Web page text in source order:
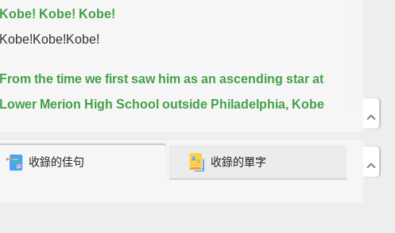
Kobe! Kobe! Kobe!
Kobe!Kobe!Kobe!
From the time we first saw him as an ascending star at
Lower Merion High School outside Philadelphia, Kobe
than that, he dominated.
從我們第一眼見到他，這位來自費城外勞爾梅里恩高中的明日
收錄的佳句 收錄的單字